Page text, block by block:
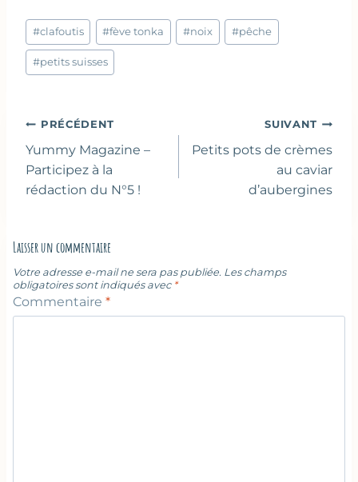
Étiquettes
de
la
#clafoutis #fève tonka #noix #pêche
#petits suisses
Navigation
de
l’article
PRÉCÉDENT
Yummy Magazine –
Participez à la
rédaction du N°5 !
SUIVANT
Petits pots de crèmes
au caviar
d’aubergines
Laisser un commentaire
Votre adresse e-mail ne sera pas publiée. Les champs
obligatoires sont indiqués avec *
Commentaire *